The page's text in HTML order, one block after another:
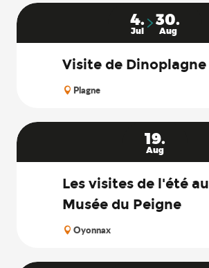
4.
Jul
30.
Aug
Visite de Dinoplagne
Plagne
19.
Aug
Les visites de l'été au
Musée du Peigne
Oyonnax